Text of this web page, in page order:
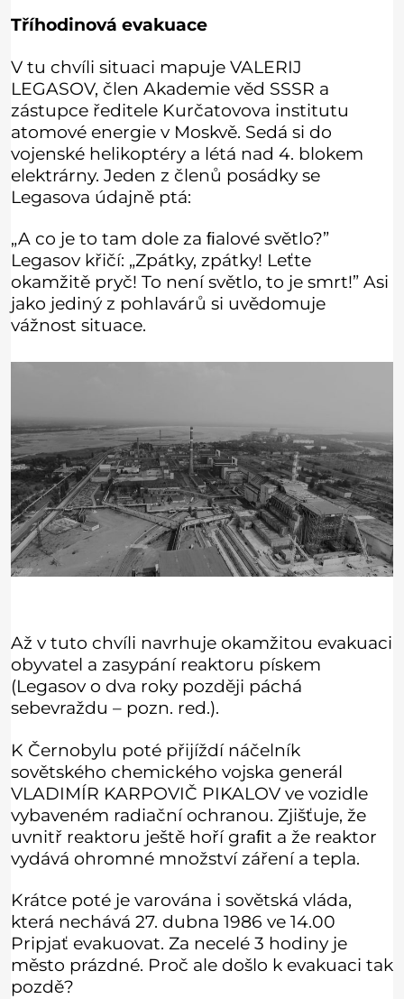
Tříhodinová evakuace
V tu chvíli situaci mapuje VALERIJ
LEGASOV, člen Akademie věd SSSR a
zástupce ředitele Kurčatovova institutu
atomové energie v Moskvě. Sedá si do
vojenské helikoptéry a létá nad 4. blokem
elektrárny. Jeden z členů posádky se
Legasova údajně ptá:
„A co je to tam dole za ﬁalové světlo?”
Legasov křičí: „Zpátky, zpátky! Leťte
okamžitě pryč! To není světlo, to je smrt!” Asi
jako jediný z pohlavárů si uvědomuje
vážnost situace.
Až v tuto chvíli navrhuje okamžitou evakuaci
obyvatel a zasypání reaktoru pískem
(Legasov o dva roky později páchá
sebevraždu – pozn. red.).
K Černobylu poté přijíždí náčelník
sovětského chemického vojska generál
VLADIMÍR KARPOVIČ PIKALOV ve vozidle
vybaveném radiační ochranou. Zjišťuje, že
uvnitř reaktoru ještě hoří graﬁt a že reaktor
vydává ohromné množství záření a tepla.
Krátce poté je varována i sovětská vláda,
která nechává 27. dubna 1986 ve 14.00
Pripjať evakuovat. Za necelé 3 hodiny je
město prázdné. Proč ale došlo k evakuaci tak
pozdě?